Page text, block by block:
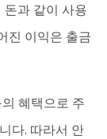
과 같이 사용
진 이익은 출금
혜택으로 주
다. 따라서 안